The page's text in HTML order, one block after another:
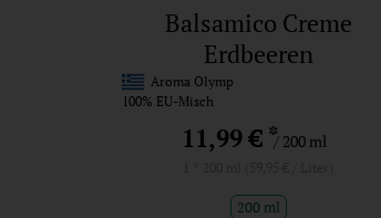
Balsamico Creme
Erdbeeren
Aroma Olymp
100% EU-Misch
11,99 €*/ 200 ml
200 ml